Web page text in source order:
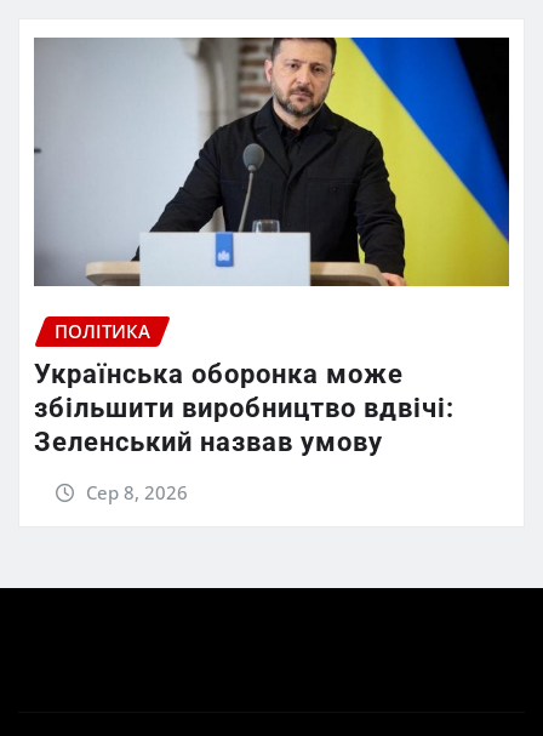
ПОЛІТИКА
Українська оборонка може
збільшити виробництво вдвічі:
Зеленський назвав умову
Сер 8, 2026